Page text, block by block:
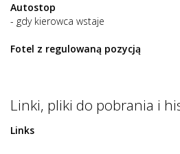
Autostop
- gdy kierowca wstaje
Fotel z regulowaną pozycją
Linki, pliki do pobrania i
Links